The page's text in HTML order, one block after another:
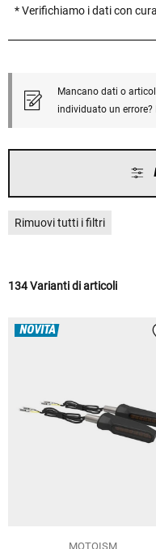
* Verifichiamo i dati con
Mancano dati o
individuato un
Rimuovi tutti i filtri
134 Varianti di articoli
NOVITÀ
MOTOISM